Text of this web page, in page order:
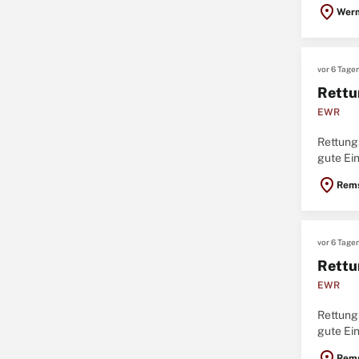
location_on
vor 6
EWR
gute
location_on
vor 6
EWR
gute